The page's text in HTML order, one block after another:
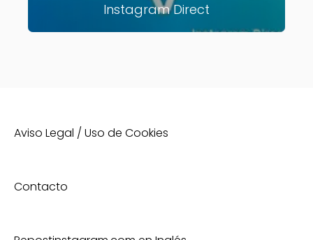
Instagram Direct
Aviso Legal / Uso de Cookies
Contacto